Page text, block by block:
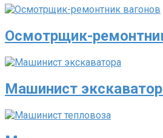
Осмотрщик-
Машинист